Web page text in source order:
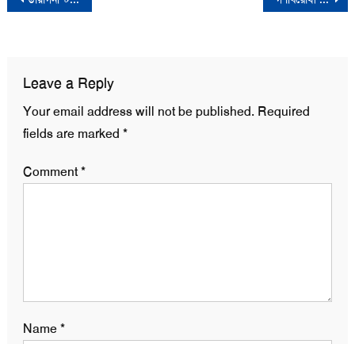
Leave a Reply
Your email address will not be published. Required
fields are marked *
Comment*
Name*